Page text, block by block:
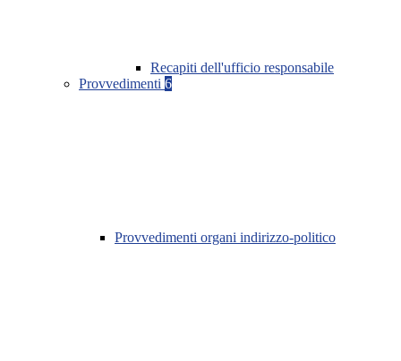
Recapiti dell'ufficio responsabile
Provvedimenti 6
Provvedimenti organi indirizzo-politico